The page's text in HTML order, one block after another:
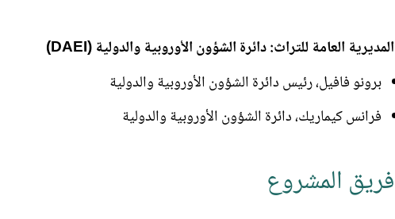
المديرية العامة للتراث: دائرة الشؤون الأوروبية والدولية (DAEI)
برونو فافيل، رئيس دائرة الشؤون الأوروبية والدولية
فرانس كيماريك، دائرة الشؤون الأوروبية والدولية
فريق المشروع